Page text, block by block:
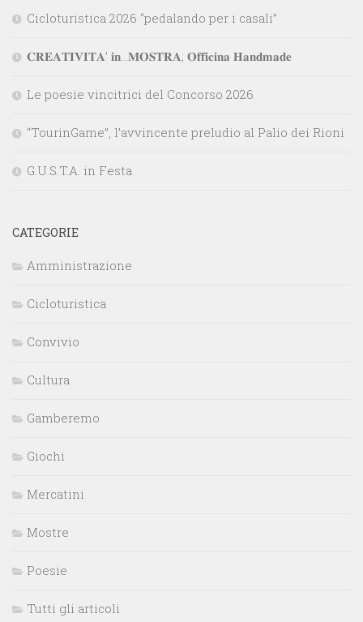
Cicloturistica 2026 “pedalando per i casali”
𝐂𝐑𝐄𝐀𝐓𝐈𝐕𝐈𝐓𝐀’ 𝐢𝐧…𝐌𝐎𝐒𝐓𝐑𝐀; 𝐎𝐟𝐟𝐢𝐜𝐢𝐧𝐚 𝐇𝐚𝐧𝐝𝐦𝐚𝐝𝐞
Le poesie vincitrici del Concorso 2026
“TourinGame”, l’avvincente preludio al Palio dei Rioni
G.U.S.T.A. in Festa
CATEGORIE
Amministrazione
Cicloturistica
Convivio
Cultura
Gamberemo
Giochi
Mercatini
Mostre
Poesie
Tutti gli articoli